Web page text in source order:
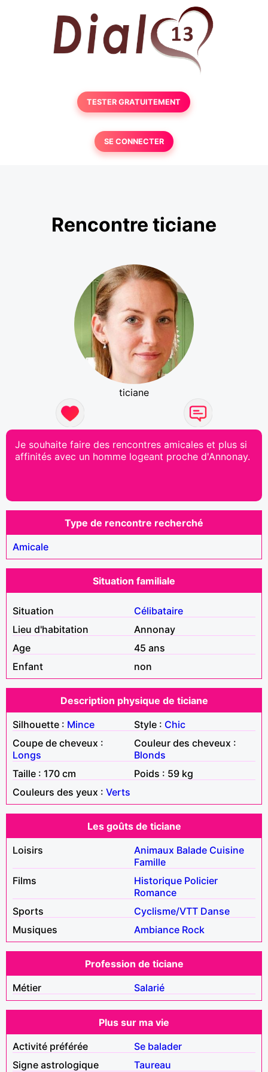
TESTER GRATUITEMENT
SE CONNECTER
Rencontre ticiane
ticiane
Je souhaite faire des rencontres amicales et plus si
affinités avec un homme logeant proche d'Annonay.
Type de rencontre recherché
Amicale
Situation familiale
Situation
Célibataire
Lieu d'habitation
Annonay
Age
45 ans
Enfant
non
Description physique de ticiane
Silhouette : Mince Style : Chic
Coupe de cheveux :
Longs
Couleur des cheveux :
Blonds
Taille : 170 cm
Poids : 59 kg
Couleurs des yeux : Verts
Les goûts de ticiane
Loisirs
Animaux Balade Cuisine
Famille
Films
Historique Policier
Romance
Sports
Cyclisme/VTT Danse
Musiques
Ambiance Rock
Profession de ticiane
Métier
Salarié
Plus sur ma vie
Activité préférée
Se balader
Signe astrologique
Taureau